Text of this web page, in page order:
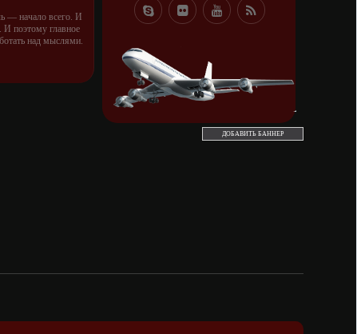
— начало всего. И
поэтому главное
над мыслями.
к мечте.
ДОБАВИТЬ БАННЕР